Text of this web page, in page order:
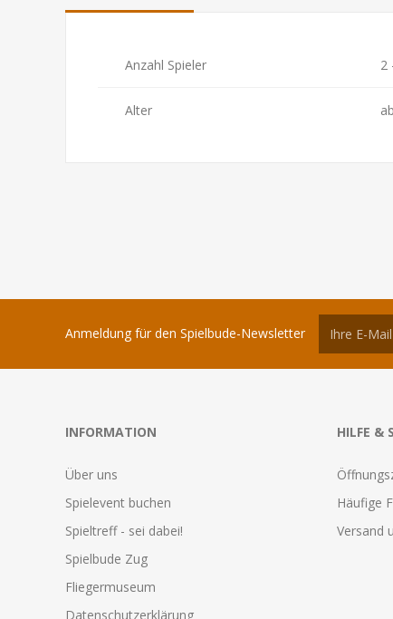
Anzahl Spieler 2
Alter
Anmeldung für den Spielbude-Newsletter
INFORMATION
Über uns
Spielevent buchen
Spieltreff - sei dabei!
Spielbude Zug
Fliegermuseum
Datenschutzerklärung
HILFE &
Häufige
Versand